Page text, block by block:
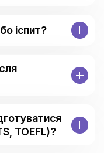
іспит?
TOEFL)?